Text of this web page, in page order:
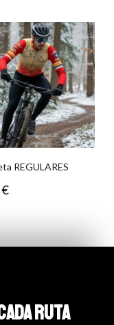
REGULARES
€
RUTA